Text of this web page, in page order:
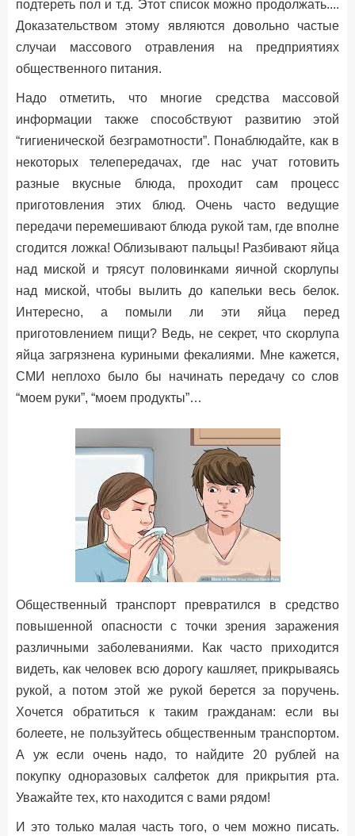
подтереть пол и т.д. Этот список можно продолжать....
Доказательством этому являются довольно частые
случаи массового отравления на предприятиях
общественного питания.
Надо отметить, что многие средства массовой
информации также способствуют развитию этой
“гигиенической безграмотности”. Понаблюдайте, как в
некоторых телепередачах, где нас учат готовить
разные вкусные блюда, проходит сам процесс
приготовления этих блюд. Очень часто ведущие
передачи перемешивают блюда рукой там, где вполне
сгодится ложка! Облизывают пальцы! Разбивают яйца
над миской и трясут половинками яичной скорлупы
над миской, чтобы вылить до капельки весь белок.
Интересно, а помыли ли эти яйца перед
приготовлением пищи? Ведь, не секрет, что скорлупа
яйца загрязнена куриными фекалиями. Мне кажется,
СМИ неплохо было бы начинать передачу со слов
“моем руки”, “моем продукты”…
Общественный транспорт превратился в средство
повышенной опасности с точки зрения заражения
различными заболеваниями. Как часто приходится
видеть, как человек всю дорогу кашляет, прикрываясь
рукой, а потом этой же рукой берется за поручень.
Хочется обратиться к таким гражданам: если вы
болеете, не пользуйтесь общественным транспортом.
А уж если очень надо, то найдите 20 рублей на
покупку одноразовых салфеток для прикрытия рта.
Уважайте тех, кто находится с вами рядом!
И это только малая часть того, о чем можно писать.